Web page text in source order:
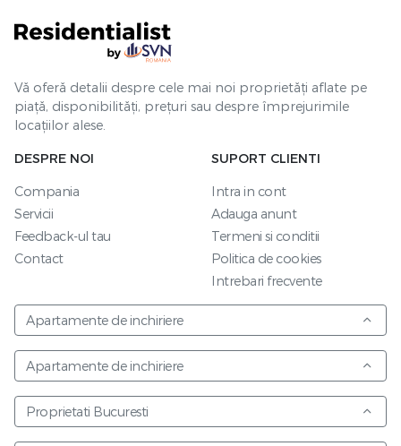
Vă oferă detalii despre cele mai noi proprietăți aflate pe
piață, disponibilități, prețuri sau despre împrejurimile
locațiilor alese.
DESPRE NOI
Compania
Servicii
Feedback-ul tau
Contact
SUPORT CLIENTI
Intra in cont
Adauga anunt
Termeni si conditii
Politica de cookies
Intrebari frecvente
Apartamente de inchiriere
Apartamente de inchiriere
Proprietati Bucuresti